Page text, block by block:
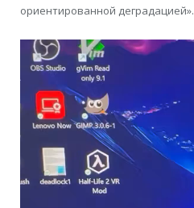
ориентированной деградацией».